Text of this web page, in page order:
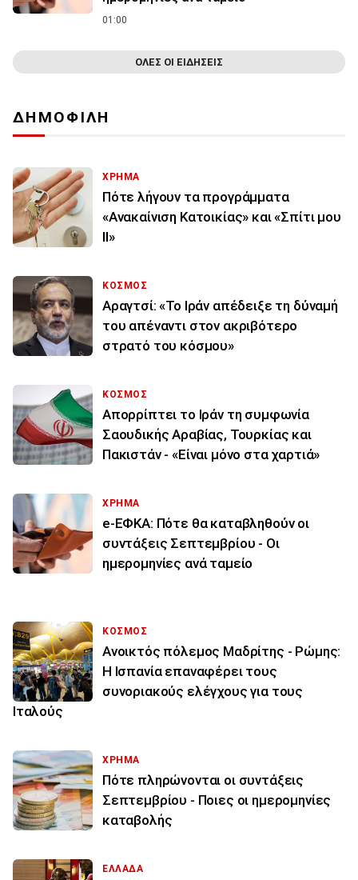
01:00
ΟΛΕΣ ΟΙ ΕΙΔΗΣΕΙΣ
ΔΗΜΟΦΙΛΗ
ΧΡΗΜΑ
Πότε λήγουν τα προγράμματα
«Ανακαίνιση Κατοικίας» και «Σπίτι μου
ΙΙ»
ΚΟΣΜΟΣ
Αραγτσί: «Το Ιράν απέδειξε τη δύναμή
του απέναντι στον ακριβότερο
στρατό του κόσμου»
ΚΟΣΜΟΣ
Απορρίπτει το Ιράν τη συμφωνία
Σαουδικής Αραβίας, Τουρκίας και
Πακιστάν - «Είναι μόνο στα χαρτιά»
ΧΡΗΜΑ
e-ΕΦΚΑ: Πότε θα καταβληθούν οι
συντάξεις Σεπτεμβρίου - Οι
ημερομηνίες ανά ταμείο
ΚΟΣΜΟΣ
Ανοικτός πόλεμος Μαδρίτης - Ρώμης:
Η Ισπανία επαναφέρει τους
συνοριακούς ελέγχους για τους
Ιταλούς
ΧΡΗΜΑ
Πότε πληρώνονται οι συντάξεις
Σεπτεμβρίου - Ποιες οι ημερομηνίες
καταβολής
ΕΛΛΑΔΑ